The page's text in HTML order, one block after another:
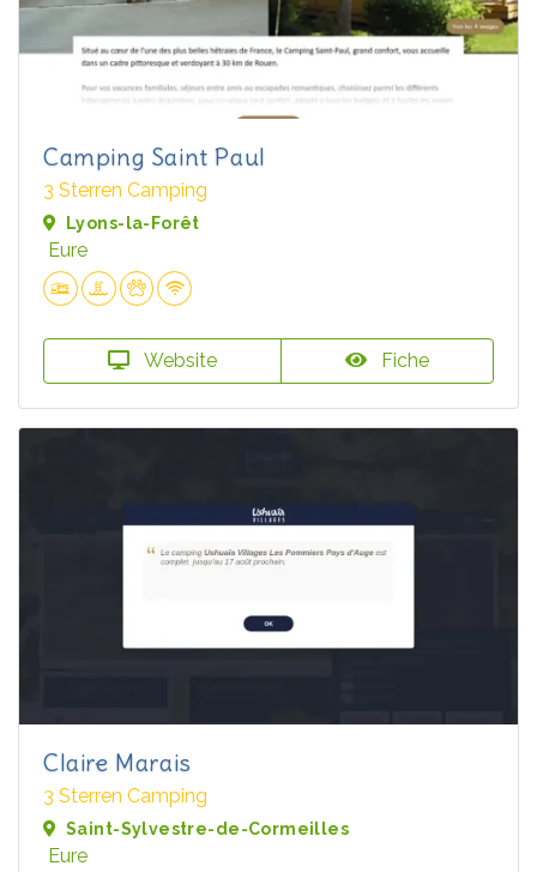
Camping Saint Paul
3 Sterren Camping
Lyons-la-Forêt
Eure
Website Fiche
Claire Marais
3 Sterren Camping
Saint-Sylvestre-de-Cormeilles
Eure